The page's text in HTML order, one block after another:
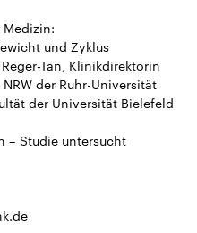
und Zyklus
Tan, Klinikdirektorin
der Ruhr-Universität
der Universität Bielefeld
– Studie untersucht